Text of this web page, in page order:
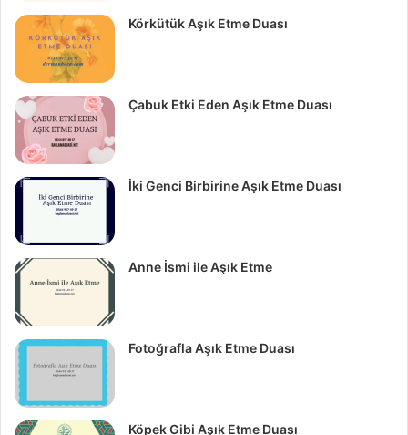
Körkütük Aşık Etme Duası
Çabuk Etki Eden Aşık Etme Duası
İki Genci Birbirine Aşık Etme Duası
Anne İsmi ile Aşık Etme
Fotoğrafla Aşık Etme Duası
Köpek Gibi Aşık Etme Duası